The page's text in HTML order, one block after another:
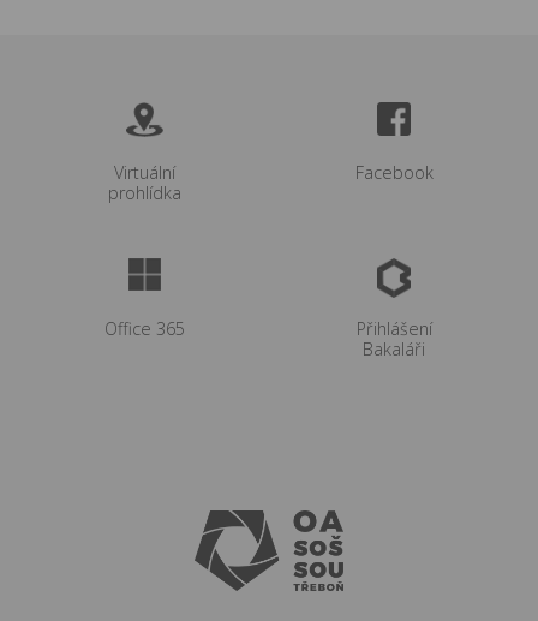
Virtuální
prohlídka
Facebook
Office 365
Přihlášení
Bakaláři